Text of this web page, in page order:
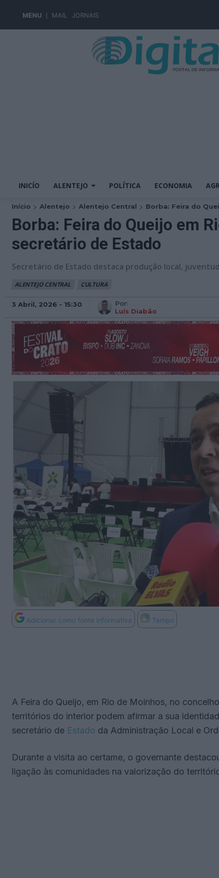
MENU MAIL JORNAIS
INICÍO ALENTEJO POLÍTICA ECONOMIA
Início Alentejo Alentejo Central Borba: Feira do
Borba: Feira do Queijo em
secretário de Estado
Secretário de Estado destaca produção local,
ALENTEJO CENTRAL CULTURA
3 Abril, 2026 - 15:30
Por:
Luís Diabão
Adicionar como fonte informativa Tempo
A Feira do Queijo, em Rio de Moinhos, no
territórios do interior podem afirmar a sua
secretário de Estado da Administração Local e
Durante a visita ao certame, o governante
ligação às comunidades na valorização do